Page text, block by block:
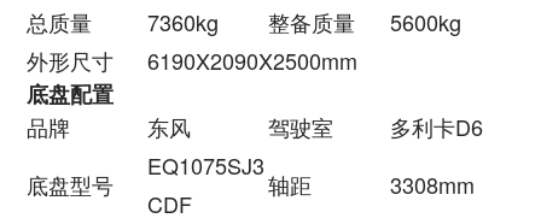
总质量
7360kg 整备质量
5600kg
外形尺寸
6190X2090X2500mm
底盘配置
品牌
东风 驾驶室
多利卡D6
底盘型号
EQ1075SJ3
CDF
轴距 3308mm